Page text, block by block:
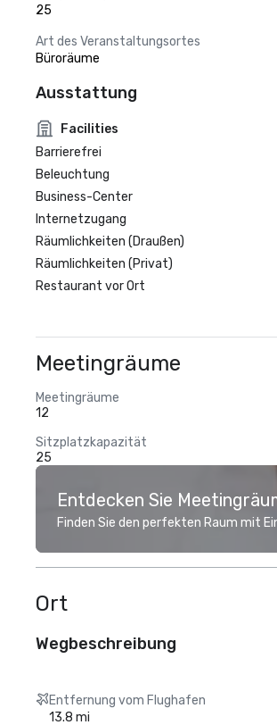
25
Art des Veranstaltungsortes
Büroräume
Ausstattung
Facilities
Barrierefrei
Beleuchtung
Business-Center
Internetzugang
Räumlichkeiten (Draußen)
Räumlichkeiten (Privat)
Restaurant vor Ort
Meetingräume
Meetingräume
12
Sitzplatzkapazität
25
Entdecken Sie
Finden Sie den perfekten Raum mit
Ort
Wegbeschreibung
Entfernung vom Flughafen
13.8 mi